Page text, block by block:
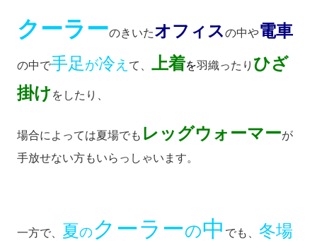
クーラーのきいたオフィスの中や電車
の中で手足が冷え て、 上着を羽織ったり ひざ
掛け をしたり、
場合によっては夏場でも レッグウォーマーが
手放せない方もいらっしゃいます。
一方で、 夏のクーラーの中 でも、 冬場